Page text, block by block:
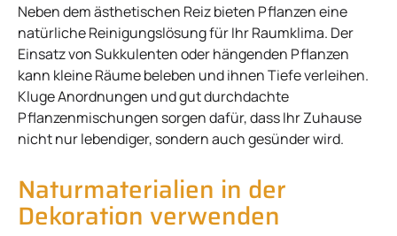
Neben dem ästhetischen Reiz bieten Pflanzen eine
natürliche Reinigungslösung für Ihr Raumklima. Der
Einsatz von Sukkulenten oder hängenden Pflanzen
kann kleine Räume beleben und ihnen Tiefe verleihen.
Kluge Anordnungen und gut durchdachte
Pflanzenmischungen sorgen dafür, dass Ihr Zuhause
nicht nur lebendiger, sondern auch gesünder wird.
Naturmaterialien in der
Dekoration verwenden